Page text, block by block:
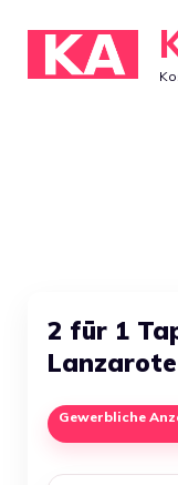
Inhalt
springen
2 für 1
Lanzarote
Gewerbliche